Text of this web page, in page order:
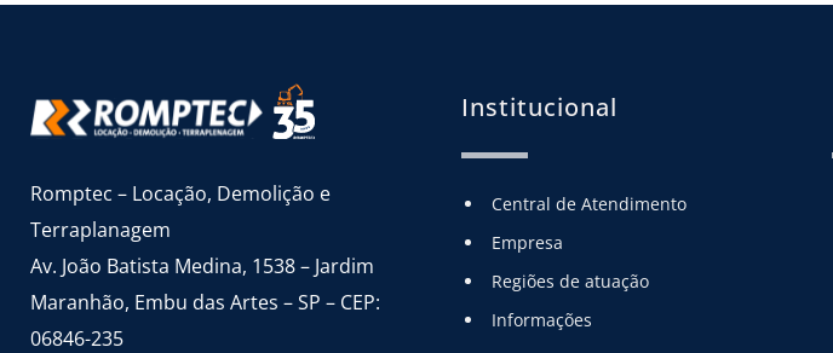
Romptec – Locação, Demolição e
Terraplanagem
Av. João Batista Medina, 1538 – Jardim
Maranhão, Embu das Artes – SP – CEP:
06846-235
Institucional
Central de Atendimento
Empresa
Regiões de atuação
Informações